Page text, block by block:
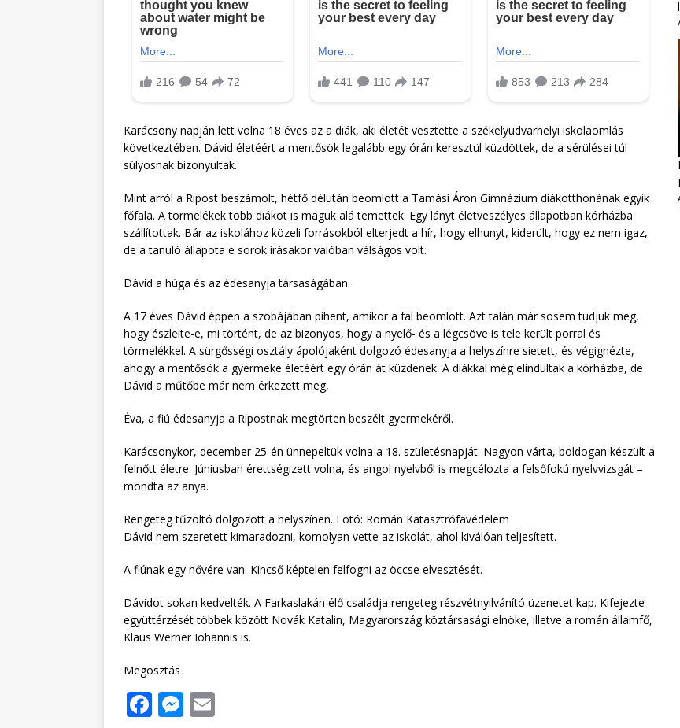
Karácsony napján lett volna 18 éves az a diák, aki életét vesztette a székelyudvarhelyi iskolaomlás
következtében. Dávid életéért a mentősök legalább egy órán keresztül küzdöttek, de a sérülései túl
súlyosnak bizonyultak.
Mint arról a Ripost beszámolt, hétfő délután beomlott a Tamási Áron Gimnázium diákotthonának egyik
főfala. A törmelékek több diákot is maguk alá temettek. Egy lányt életveszélyes állapotban kórházba
szállítottak. Bár az iskolához közeli forrásokból elterjedt a hír, hogy elhunyt, kiderült, hogy ez nem igaz,
de a tanuló állapota e sorok írásakor valóban válságos volt.
Dávid a húga és az édesanyja társaságában.
A 17 éves Dávid éppen a szobájában pihent, amikor a fal beomlott. Azt talán már sosem tudjuk meg,
hogy észlelte-e, mi történt, de az bizonyos, hogy a nyelő- és a légcsöve is tele került porral és
törmelékkel. A sürgősségi osztály ápolójaként dolgozó édesanyja a helyszínre sietett, és végignézte,
ahogy a mentősök a gyermeke életéért egy órán át küzdenek. A diákkal még elindultak a kórházba, de
Dávid a műtőbe már nem érkezett meg,
Éva, a fiú édesanyja a Ripostnak megtörten beszélt gyermekéről.
Karácsonykor, december 25-én ünnepeltük volna a 18. születésnapját. Nagyon várta, boldogan készült a
felnőtt életre. Júniusban érettségizett volna, és angol nyelvből is megcélozta a felsőfokú nyelvvizsgát –
mondta az anya.
Rengeteg tűzoltó dolgozott a helyszínen. Fotó: Román Katasztrófavédelem
Dávid nem szeretett kimaradozni, komolyan vette az iskolát, ahol kiválóan teljesített.
A fiúnak egy nővére van. Kincső képtelen felfogni az öccse elvesztését.
Dávidot sokan kedvelték. A Farkaslakán élő családja rengeteg részvétnyilvánító üzenetet kap. Kifejezte
együttérzését többek között Novák Katalin, Magyarország köztársasági elnöke, illetve a román államfő,
Klaus Werner Iohannis is.
Megosztás
F M